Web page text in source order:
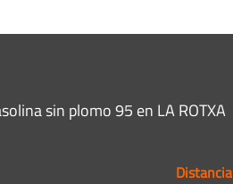
sin plomo 95 en LA ROTXA
Distancia